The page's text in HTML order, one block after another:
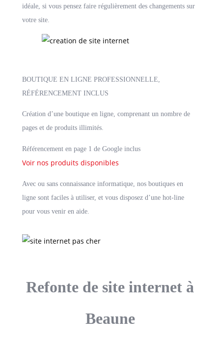
idéale, si vous pensez faire régulièrement des changements sur
votre site.
BOUTIQUE EN LIGNE PROFESSIONNELLE,
RÉFÉRENCEMENT INCLUS
Création d’une boutique en ligne, comprenant un nombre de
pages et de produits illimités.
Référencement en page 1 de Google inclus
Voir nos produits disponibles
Avec ou sans connaissance informatique, nos boutiques en
ligne sont faciles à utiliser, et vous disposez d’une hot-line
pour vous venir en aide.
Refonte de site internet à
Beaune